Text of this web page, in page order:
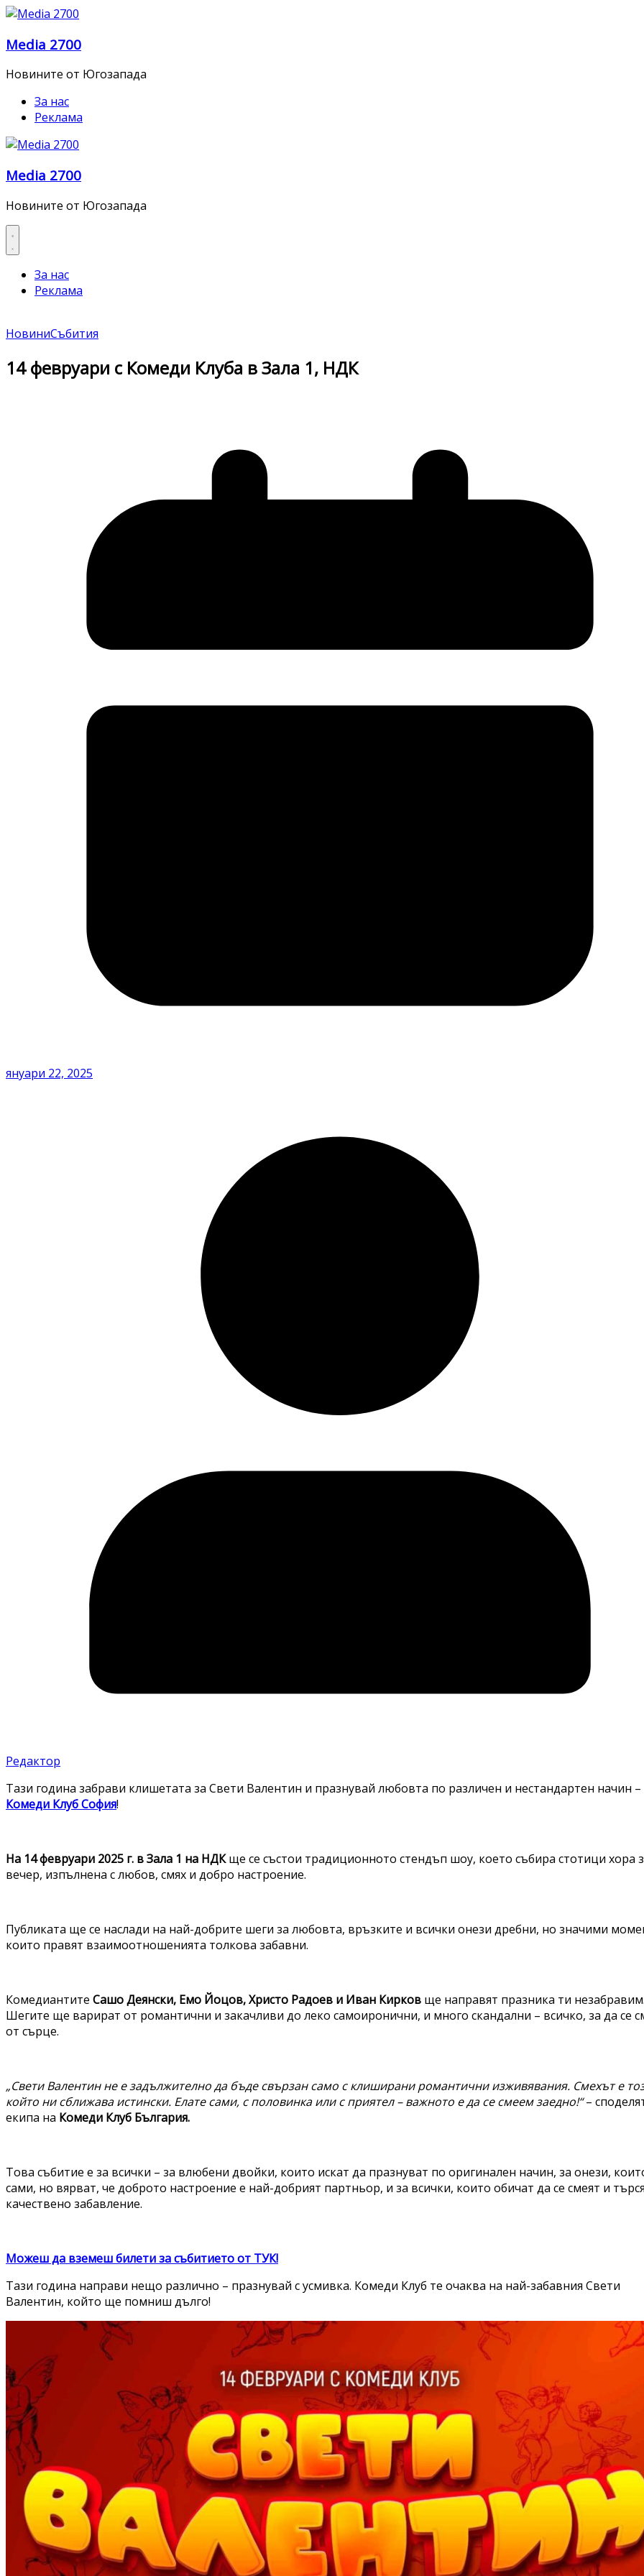
Skip
content
Media 2700
Новините от Югозапада
За нас
Реклама
Media 2700
Новините от Югозапада
За нас
Реклама
НовиниСъбития
14 февруари с Комеди Клуба в Зала 1, НДК
януари 22, 2025
Редактор
Тази година забрави клишетата за Свети Валентин и празнувай любовта по различен и нестандартен начин –
Комеди Клуб София!
На 14 февруари 2025 г. в Зала 1 на НДКще се състои традиционното стендъп шоу, което събира стотици хора
вечер, изпълнена с любов, смях и добро настроение.
Публиката ще се наслади на най-добрите шеги за любовта, връзките и всички онези дребни, но значими
които правят взаимоотношенията толкова забавни.
Комедиантите Сашо Деянски, Емо Йоцов, Христо Радоев и Иван Кирков ще направят празника ти незабравим.
Шегите ще варират от романтични и закачливи до леко самоиронични, и много скандални – всичко, за да се
от сърце.
„Свети Валентин не е задължително да бъде свързан само с клиширани романтични изживявания. Смехът е
който ни сближава истински. Елате сами, с половинка или с приятел – важното е да се смеем заедно!“–
екипа на Комеди Клуб България.
Това събитие е за всички – за влюбени двойки, които искат да празнуват по оригинален начин, за онези,
сами, но вярват, че доброто настроение е най-добрият партньор, и за всички, които обичат да се смеят и
качествено забавление.
Можеш да вземеш билети за събитието от ТУК!
Тази година направи нещо различно – празнувай с усмивка. Комеди Клуб те очаква на най-забавния Свети
Валентин, който ще помниш дълго!